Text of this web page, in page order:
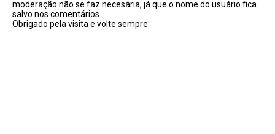
moderação não se faz necesária, já que o nome do usuário fica
salvo nos comentários.
Obrigado pela visita e volte sempre.